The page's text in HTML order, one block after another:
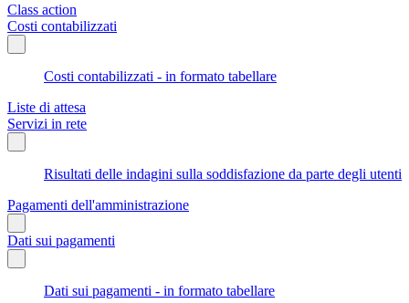
Class action
Costi contabilizzati
Costi contabilizzati - in formato tabellare
Liste di attesa
Servizi in rete
Risultati delle indagini sulla soddisfazione da parte degli utenti
Pagamenti dell'amministrazione
Dati sui pagamenti
Dati sui pagamenti - in formato tabellare